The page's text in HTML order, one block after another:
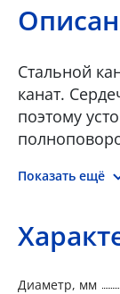
Стальной
канат.
поэтому
каната
барабаном •
Показать ещё
Диаметр, мм